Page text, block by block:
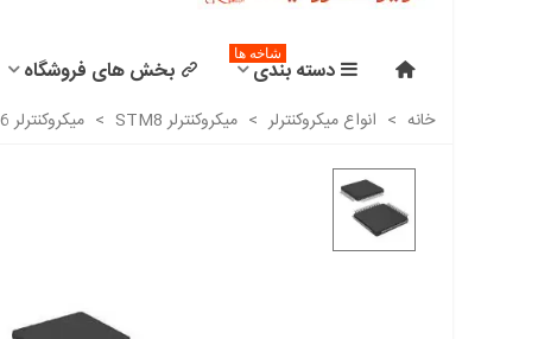
دسته بندی
شاخه ها
بخش های فروشگاه
خانه > انواع میکروکنترلر > میکروکنترلر STM8 > میکروکنترلر STM8L152R6T6 اورجینال-New and original+گارانتی